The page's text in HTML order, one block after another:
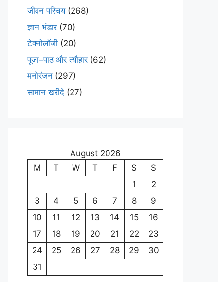
जीवन परिचय(268)
ज्ञान भंडार(70)
टेक्नोलॉजी (20)
पूजा–पाठ और त्यौहार(62)
मनोरंजन (297)
सामान खरीदे (27)
August 2026
M
T W T F S
S
1
2
3
4 5 6 7 8
9
10
11 12 13 14 15
16
17
18 19 20 21 22
23
24
25 26 27 28 29
30
31